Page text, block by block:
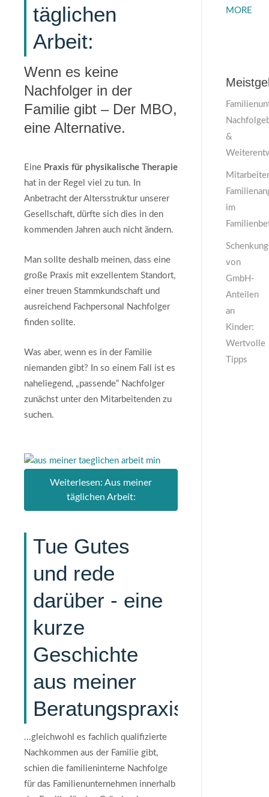
MORE
&
im
Schenkung
von
GmbH-
Anteilen
an
Kinder:
Wertvolle
Tipps
täglichen
Arbeit:
Wenn es keine
Nachfolger in der
Familie gibt – Der MBO,
eine Alternative.
Eine Praxis für physikalische Therapie
hat in der Regel viel zu tun. In
Anbetracht der Altersstruktur unserer
Gesellschaft, dürfte sich dies in den
kommenden Jahren auch nicht ändern.
Man sollte deshalb meinen, dass eine
große Praxis mit exzellentem Standort,
einer treuen Stammkundschaft und
ausreichend Fachpersonal Nachfolger
finden sollte.
Was aber, wenn es in der Familie
niemanden gibt? In so einem Fall ist es
naheliegend, „passende“ Nachfolger
zunächst unter den Mitarbeitenden zu
suchen.
Weiterlesen: Aus meiner
täglichen Arbeit:
Tue Gutes
und rede
darüber - eine
kurze
Geschichte
aus meiner
Beratungspraxis
...gleichwohl es fachlich qualifizierte
Nachkommen aus der Familie gibt,
schien die familieninterne Nachfolge
für das Familienunternehmen innerhalb